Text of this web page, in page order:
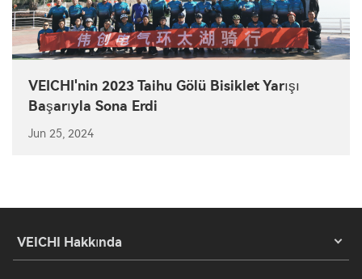
VEICHI'nin 2023 Taihu Gölü Bisiklet Yarışı
Başarıyla Sona Erdi
Jun 25, 2024
VEICHI Hakkında